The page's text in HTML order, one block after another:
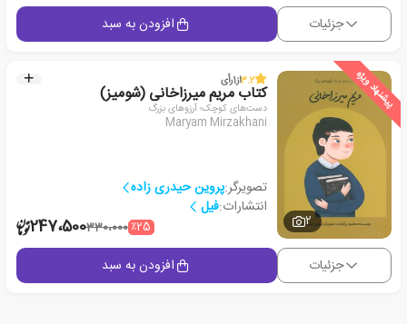
جزئیات افزودن به سبد
پیشنهاد ویژه
2
3.2از1رأی
کتاب مریم میرزاخانی (شومیز)
دست‌های کوچک؛ آرزوهای بزرگ
Maryam Mirzakhani
تصویرگر:پروین حیدری زاده
انتشارات:فیل
٪25330،000247،500
جزئیات افزودن به سبد